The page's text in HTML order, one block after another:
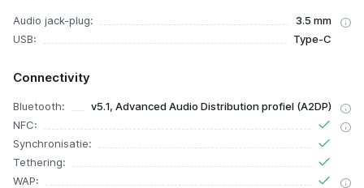
Audio jack-plug:
3.5 mm
USB:
Type-C
Connectivity
Bluetooth:
v5.1, Advanced Audio Distribution profiel (A2DP)
NFC:
Synchronisatie:
Tethering:
WAP: